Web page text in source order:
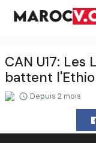
CAN U17:
battent
Depuis 2 mois